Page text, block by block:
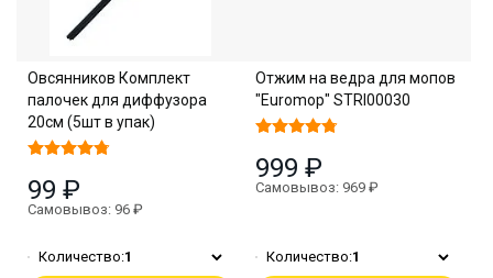
Овсянников Комплект
палочек для диффузора
20см (5шт в упак)
99 ₽
Самовывоз: 96 ₽
Количество:1
Отжим на ведра для мопов
"Euromop" STRI00030
999 ₽
Самовывоз: 969 ₽
Количество:1